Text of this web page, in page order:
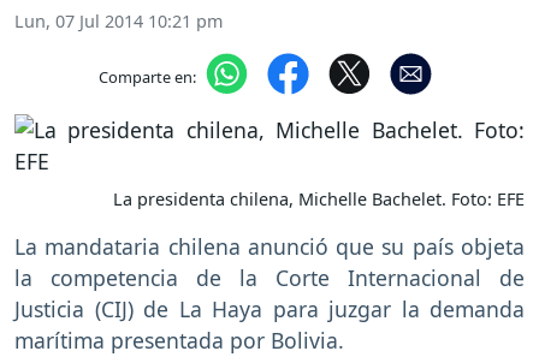
Lun, 07 Jul 2014 10:21 pm
Comparte en:
La presidenta chilena, Michelle Bachelet. Foto: EFE
La mandataria chilena anunció que su país objeta
la competencia de la Corte Internacional de
Justicia (CIJ) de La Haya para juzgar la demanda
marítima presentada por Bolivia.